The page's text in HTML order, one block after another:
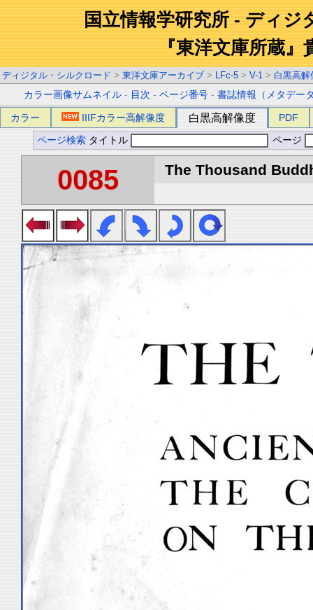
国立情報学研究所 - ディジ
『東洋文庫所蔵』
ディジタル・シルクロード > 東洋文庫アーカイブ > LFc-5 > V-1 > 白黒高解
カラー画像サムネイル - 目次 -ページ番号 -書誌情報（メタデー
カラー IIIFカラー高解像度 白黒高解像度 PDF
ページ検索 タイトル ページ
0085 The Thousand